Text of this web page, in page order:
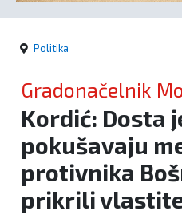
Politika
Gradonačelnik
Kordić: Dosta
pokušavaju
protivnika
prikrili